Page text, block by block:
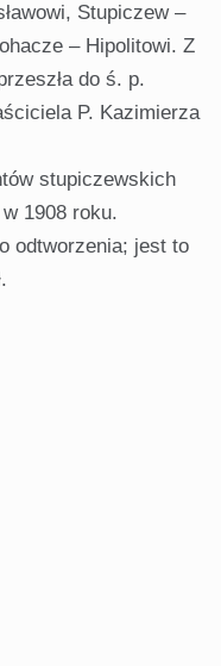
Stupiczew –
– Hipolitowi. Z
do ś. p.
P. Kazimierza
stupiczewskich
1908 roku.
odtworzenia; jest to